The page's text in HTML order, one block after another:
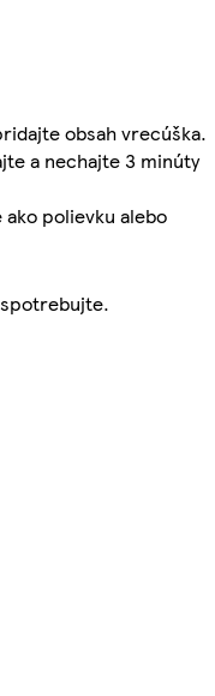
obsah vrecúška.
a nechajte 3 minúty
polievku alebo